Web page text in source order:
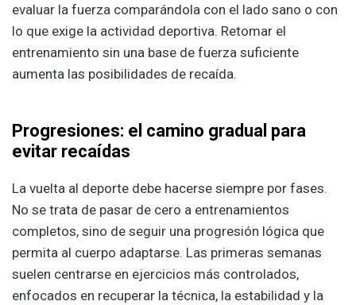
evaluar la fuerza comparándola con el lado sano o con
lo que exige la actividad deportiva. Retomar el
entrenamiento sin una base de fuerza suficiente
aumenta las posibilidades de recaída.
Progresiones: el camino gradual para
evitar recaídas
La vuelta al deporte debe hacerse siempre por fases.
No se trata de pasar de cero a entrenamientos
completos, sino de seguir una progresión lógica que
permita al cuerpo adaptarse. Las primeras semanas
suelen centrarse en ejercicios más controlados,
enfocados en recuperar la técnica, la estabilidad y la